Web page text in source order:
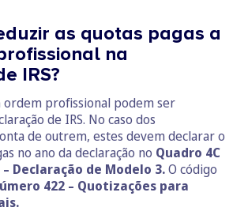
as quotas pagas a
na
IRS?
ordem profissional podem ser
de IRS. No caso dos
de outrem, estes devem declarar o
no ano da declaração no Quadro 4C
– Declaração de Modelo 3.O código
422 – Quotizações para